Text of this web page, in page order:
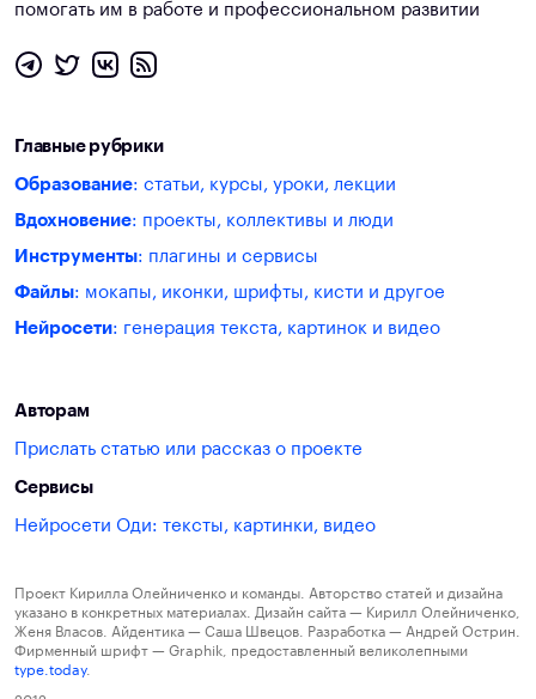
помогать им в работе и профессиональном развитии
Главные рубрики
Образование: статьи, курсы, уроки, лекции
Вдохновение: проекты, коллективы и люди
Инструменты: плагины и сервисы
Файлы: мокапы, иконки, шрифты, кисти и другое
Нейросети: генерация текста, картинок и видео
Авторам
Прислать статью или рассказ о проекте
Сервисы
Нейросети Оди: тексты, картинки, видео
Проект Кирилла Олейниченко и команды. Авторство статей и дизайна
указано в конкретных материалах. Дизайн сайта — Кирилл Олейниченко,
Женя Власов. Айдентика — Саша Швецов. Разработка — Андрей Острин.
Фирменный шрифт — Graphik, предоставленный великолепными
type.today.